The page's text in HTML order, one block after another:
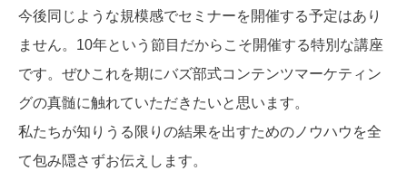
今後同じような規模感でセミナーを開催する予定はあり
ません。10年という節目だからこそ開催する特別な講座
です。ぜひこれを期にバズ部式コンテンツマーケティン
グの真髄に触れていただきたいと思います。
私たちが知りうる限りの結果を出すためのノウハウを全
て包み隠さずお伝えします。